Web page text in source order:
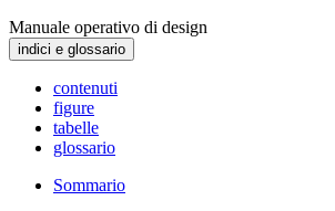
Manuale operativo di design
indici e glossario
contenuti
figure
tabelle
glossario
Sommario